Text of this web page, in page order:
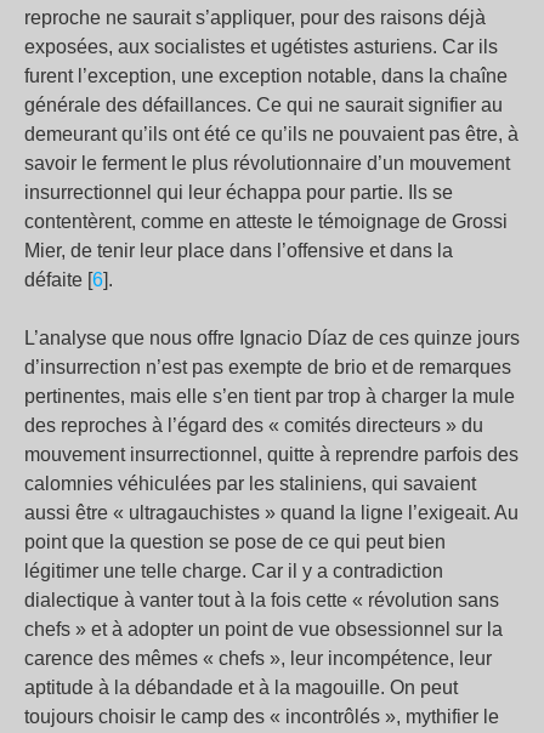
reproche ne saurait s’appliquer, pour des raisons déjà
exposées, aux socialistes et ugétistes asturiens. Car ils
furent l’exception, une exception notable, dans la chaîne
générale des défaillances. Ce qui ne saurait signifier au
demeurant qu’ils ont été ce qu’ils ne pouvaient pas être, à
savoir le ferment le plus révolutionnaire d’un mouvement
insurrectionnel qui leur échappa pour partie. Ils se
contentèrent, comme en atteste le témoignage de Grossi
Mier, de tenir leur place dans l’offensive et dans la
défaite [6].
L’analyse que nous offre Ignacio Díaz de ces quinze jours
d’insurrection n’est pas exempte de brio et de remarques
pertinentes, mais elle s’en tient par trop à charger la mule
des reproches à l’égard des « comités directeurs » du
mouvement insurrectionnel, quitte à reprendre parfois des
calomnies véhiculées par les staliniens, qui savaient
aussi être « ultragauchistes » quand la ligne l’exigeait. Au
point que la question se pose de ce qui peut bien
légitimer une telle charge. Car il y a contradiction
dialectique à vanter tout à la fois cette « révolution sans
chefs » et à adopter un point de vue obsessionnel sur la
carence des mêmes « chefs », leur incompétence, leur
aptitude à la débandade et à la magouille. On peut
toujours choisir le camp des « incontrôlés », mythifier le